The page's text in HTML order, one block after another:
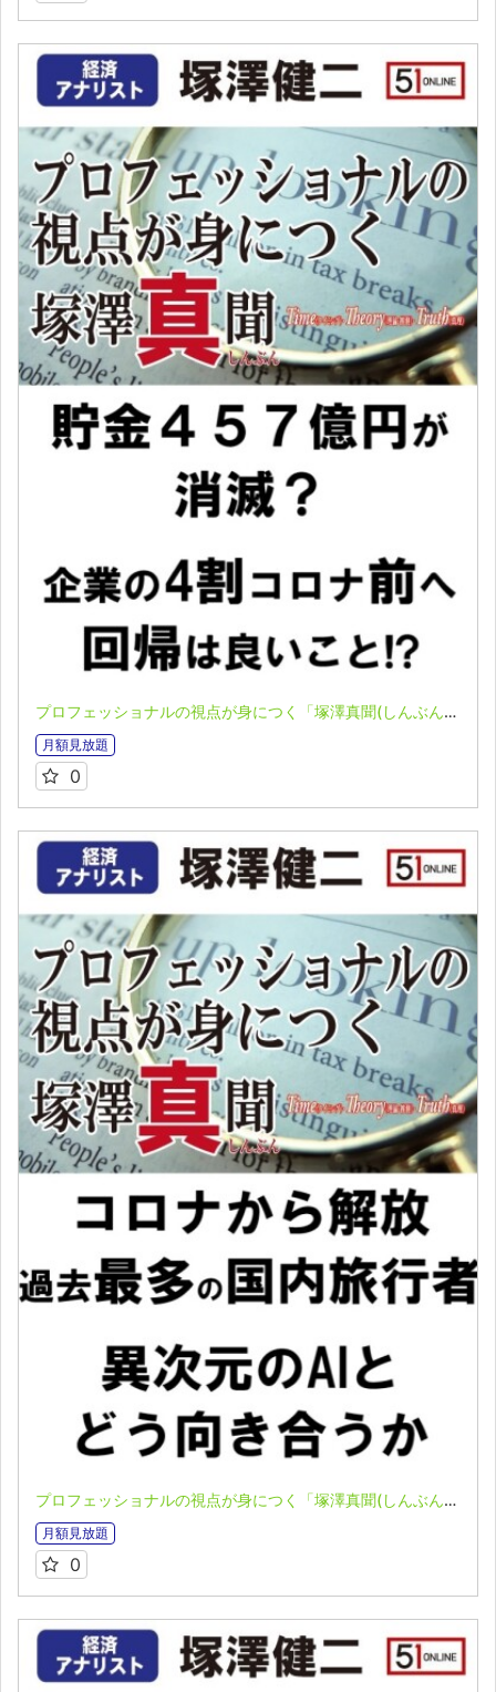
プロフェッショナルの視点が身につく「塚澤真聞(しんぶん)」(2023.04.24)
月額見放題
0
プロフェッショナルの視点が身につく「塚澤真聞(しんぶん)」(2023.05.01)
月額見放題
0